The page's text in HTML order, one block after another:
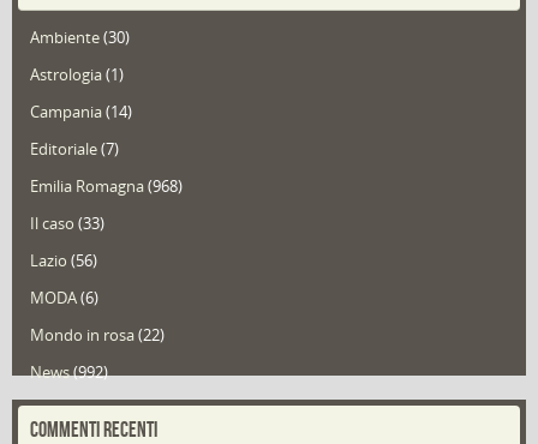
Ambiente(30)
Astrologia(1)
Campania(14)
Editoriale(7)
Emilia Romagna(968)
Il caso (33)
Lazio (56)
MODA(6)
Mondo in rosa(22)
News(992)
Portfolio(1)
COMMENTI RECENTI